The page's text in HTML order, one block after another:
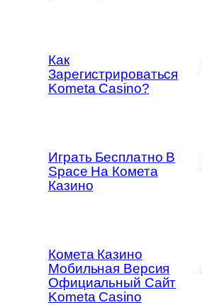
Как
Зарегистрироваться
Kometa Casino?
Играть Бесплатно В
Space На Комета
Казино
Комета Казино
Мобильная Версия
Официальный Сайт
Kometa Casino